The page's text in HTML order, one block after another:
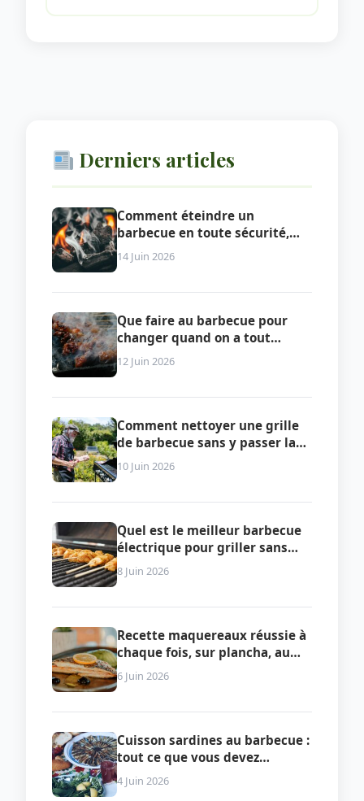
Derniers articles
Comment éteindre un
barbecue en toute sécurité,
selon le type de combustible
14 Juin 2026
Que faire au barbecue pour
changer quand on a tout
essayé
12 Juin 2026
Comment nettoyer une grille
de barbecue sans y passer la
soirée
10 Juin 2026
Quel est le meilleur barbecue
électrique pour griller sans
fumée ni contrainte ?
8 Juin 2026
Recette maquereaux réussie à
chaque fois, sur plancha, au
four ou en papillote
6 Juin 2026
Cuisson sardines au barbecue :
tout ce que vous devez
vraiment savoir pour réussir le
plat
4 Juin 2026